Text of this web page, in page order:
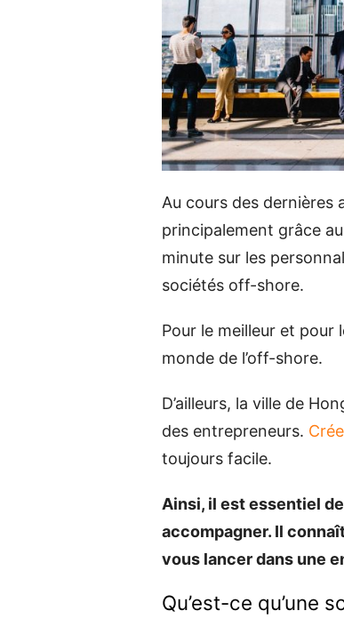
Au cours des dernières
principalement grâce
minute sur les
sociétés off-shore.
Pour le meilleur et pour
monde de l’off-shore.
D’ailleurs, la ville de
des entrepreneurs.
toujours facile.
Ainsi, il est essentiel
accompagner. Il
vous lancer dans une
Qu’est-ce qu’une